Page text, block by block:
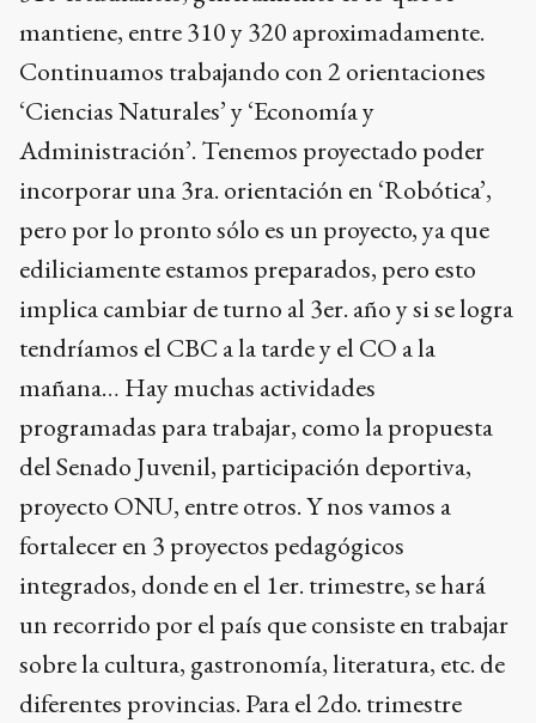
mantiene, entre 310 y 320 aproximadamente.
Continuamos trabajando con 2 orientaciones
‘Ciencias Naturales’ y ‘Economía y
Administración’. Tenemos proyectado poder
incorporar una 3ra. orientación en ‘Robótica’,
pero por lo pronto sólo es un proyecto, ya que
ediliciamente estamos preparados, pero esto
implica cambiar de turno al 3er. año y si se logra
tendríamos el CBC a la tarde y el CO a la
mañana… Hay muchas actividades
programadas para trabajar, como la propuesta
del Senado Juvenil, participación deportiva,
proyecto ONU, entre otros. Y nos vamos a
fortalecer en 3 proyectos pedagógicos
integrados, donde en el 1er. trimestre, se hará
un recorrido por el país que consiste en trabajar
sobre la cultura, gastronomía, literatura, etc. de
diferentes provincias. Para el 2do. trimestre